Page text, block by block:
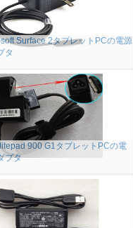
Surface 2タブレットPCの電源
タ
900 G1タブレットPCの電
プタ